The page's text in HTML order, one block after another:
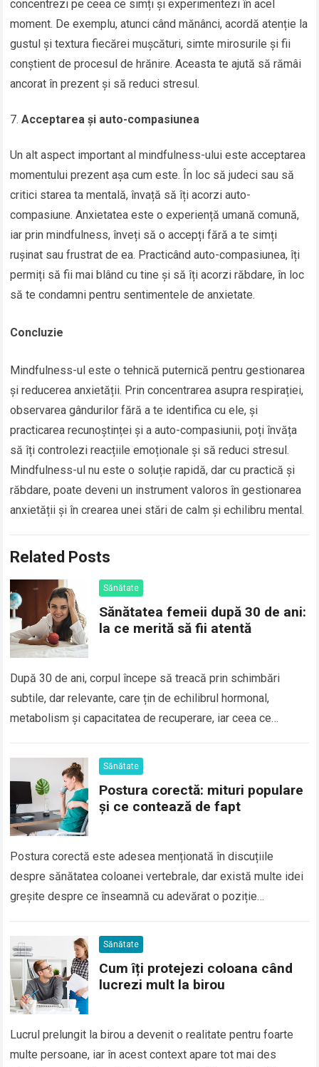
concentrezi pe ceea ce simți și experimentezi în acel
moment. De exemplu, atunci când mănânci, acordă atenție la
gustul și textura fiecărei mușcături, simte mirosurile și fii
conștient de procesul de hrănire. Aceasta te ajută să rămâi
ancorat în prezent și să reduci stresul.
Acceptarea și auto-compasiunea
Un alt aspect important al mindfulness-ului este acceptarea
momentului prezent așa cum este. În loc să judeci sau să
critici starea ta mentală, învață să îți acorzi auto-
compasiune. Anxietatea este o experiență umană comună,
iar prin mindfulness, înveți să o accepți fără a te simți
rușinat sau frustrat de ea. Practicând auto-compasiunea, îți
permiți să fii mai blând cu tine și să îți acorzi răbdare, în loc
să te condamni pentru sentimentele de anxietate.
Concluzie
Mindfulness-ul este o tehnică puternică pentru gestionarea
și reducerea anxietății. Prin concentrarea asupra respirației,
observarea gândurilor fără a te identifica cu ele, și
practicarea recunoștinței și a auto-compasiunii, poți învăța
să îți controlezi reacțiile emoționale și să reduci stresul.
Mindfulness-ul nu este o soluție rapidă, dar cu practică și
răbdare, poate deveni un instrument valoros în gestionarea
anxietății și în crearea unei stări de calm și echilibru mental.
Related Posts
Sănătate
Sănătatea femeii după 30 de ani:
la ce merită să fii atentă
După 30 de ani, corpul începe să treacă prin schimbări
subtile, dar relevante, care țin de echilibrul hormonal,
metabolism și capacitatea de recuperare, iar ceea ce
Sănătate
Postura corectă: mituri populare
și ce contează de fapt
Postura corectă este adesea menționată în discuțiile
despre sănătatea coloanei vertebrale, dar există multe idei
greșite despre ce înseamnă cu adevărat o poziție
Sănătate
Cum îți protejezi coloana când
lucrezi mult la birou
Lucrul prelungit la birou a devenit o realitate pentru foarte
multe persoane, iar în acest context apare tot mai des